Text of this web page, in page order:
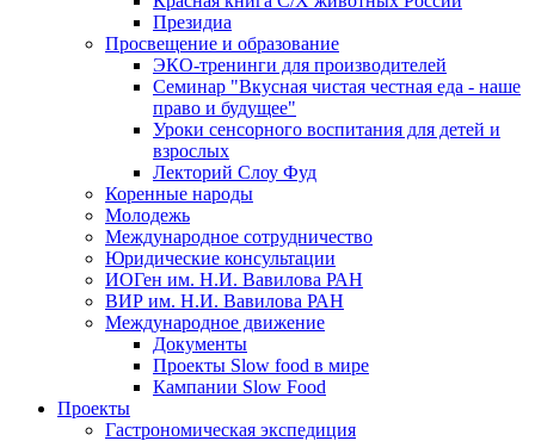
Президиа
Просвещение и образование
ЭКО-тренинги для производителей
Семинар "Вкусная чистая честная еда - наше
право и будущее"
Уроки сенсорного воспитания для детей и
взрослых
Лекторий Слоу Фуд
Коренные народы
Молодежь
Международное сотрудничество
Юридические консультации
ИОГен им. Н.И. Вавилова РАН
ВИР им. Н.И. Вавилова РАН
Международное движение
Документы
Проекты Slow food в мире
Кампании Slow Food
Проекты
Гастрономическая экспедиция